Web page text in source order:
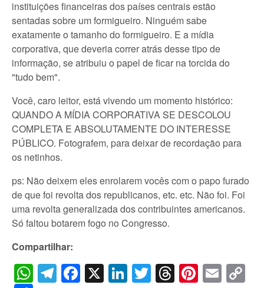
instituições financeiras dos países centrais estão
sentadas sobre um formigueiro. Ninguém sabe
exatamente o tamanho do formigueiro. E a mídia
corporativa, que deveria correr atrás desse tipo de
informação, se atribuiu o papel de ficar na torcida do
"tudo bem".
Você, caro leitor, está vivendo um momento histórico:
QUANDO A MÍDIA CORPORATIVA SE DESCOLOU
COMPLETA E ABSOLUTAMENTE DO INTERESSE
PÚBLICO. Fotografem, para deixar de recordação para
os netinhos.
ps: Não deixem eles enrolarem vocês com o papo furado
de que foi revolta dos republicanos, etc. etc. Não foi. Foi
uma revolta generalizada dos contribuintes americanos.
Só faltou botarem fogo no Congresso.
Compartilhar:
WhatsApp
Telegram
Facebook
X LinkedIn
Twitter
Threads